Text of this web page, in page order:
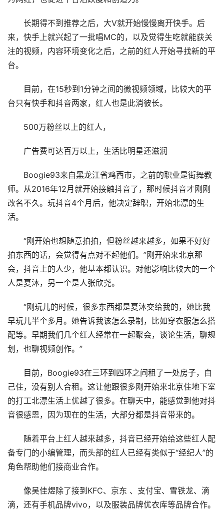
长期得不到推荐之后，大V就开始慢慢离开快手。后
来，快手上就兴起了一批唱MC的，以及觉得生吃就能获关
注的视频，内容环境变化之后，之前的红人开始寻找新的平
台。
目前，在15秒到1分钟之间的微视频领域，比较大的平
台只有快手和抖音两家，红人也是此消彼长。
500万粉丝以上的红人，
广告费可达百万以上，生活比明星还滋润
Boogie93来自黑龙江省鸡西市，之前的职业是街舞教
师。从2016年12月就开始接触抖音了，那时候抖音才刚刚
改名不久。玩抖音4个月后，他决定辞职，开始北漂的生
活。
“刚开始也想随意拍拍，但粉丝越来越多，如果不好好
拍东西的话，会觉得有点对不起他们。”刚开始来北京那
会，抖音上的人少，他基本都认识。对他影响比较大的一个
人是夏沐，另一个是人张欣尧。
“刚玩儿的时候，很多东西都是夏沐交给我的，她比我
早玩儿半个多月。她告诉我该怎么录制，比如穿衣服怎么搭
配等。早期我们几个红人经常在一起聚会，谈论生活，聊规
划，也聊视频创作。”
目前，Boogie93在三环到四环之间租了一处房子，自
己住，没有别人合租。这让他跟很多刚开始来北京住地下室
的打工北漂生活上优越了很多。在聊天中，能感觉到他对抖
音很感恩，因为现在的生活，大部分都是抖音带来的。
随着平台上红人越来越多，抖音已经开始给这些红人配
备专门的小编管理，而头部的红人已经有类似于“经纪人”的
角色帮助他们接商业合作。
像吴佳煜除了接到KFC、京东 、支付宝、雪铁龙、滴
滴，还有手机品牌vivo，以及服装品牌优衣库等品牌合作。